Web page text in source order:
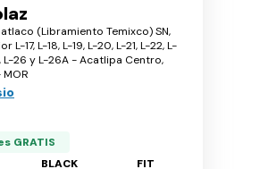
(Libramiento Temixco) SN,
L-17, L-18, L-19, L-20, L-21, L-22, L-
L-26 y L-26A - Acatlipa Centro,
GRATIS
BLACK
FIT